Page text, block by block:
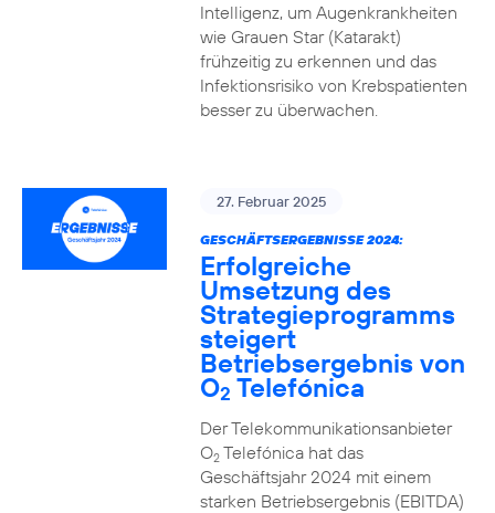
Intelligenz, um Augenkrankheiten
wie Grauen Star (Katarakt)
frühzeitig zu erkennen und das
Infektionsrisiko von Krebspatienten
besser zu überwachen.
27. Februar 2025
GESCHÄFTSERGEBNISSE 2024:
Erfolgreiche
Umsetzung des
Strategieprogramms
steigert
Betriebsergebnis von
O2 Telefónica
Der Telekommunikationsanbieter
O2Telefónica hat das
Geschäftsjahr 2024 mit einem
starken Betriebsergebnis (EBITDA)